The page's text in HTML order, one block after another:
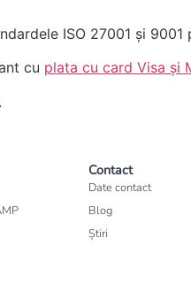
ISO 27001 și
cu plata cu card Visa și
Contact
Date contact
Blog
Știri